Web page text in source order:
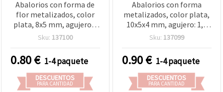
Abalorios con forma de
flor metalizados, color
plata, 8x5 mm, agujero 1
mm, 20 g (aprox. 140 uds)
Sku: 137100
0.80€ 1-4 paquete
DESCUENTOS
PARA CANTIDAD
Abalorios con forma
metalizados, color plata,
10x5x4 mm, agujero: 1,5
mm, 20 g (~200 uds) para
Sku: 137099
0.90€ 1-4 paquete
DESCUENTOS
PARA CANTIDAD